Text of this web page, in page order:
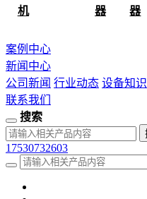
机
器
器
案例中心
新闻中心
公司新闻 行业动态 设备知识
联系我们
搜索
17530732603